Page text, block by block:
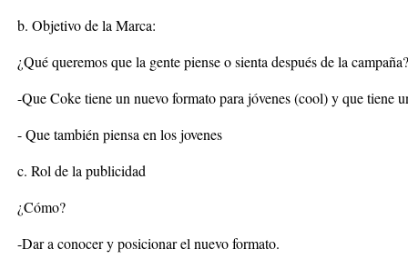
b. Objetivo de la Marca:
¿Qué queremos que la gente piense o sienta después de la campaña?
-Que Coke tiene un nuevo formato para jóvenes (cool) y que tiene
- Que también piensa en los jovenes
c. Rol de la publicidad
¿Cómo?
-Dar a conocer y posicionar el nuevo formato.